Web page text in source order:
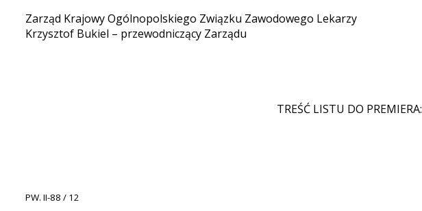
Zarząd Krajowy Ogólnopolskiego Związku Zawodowego Lekarzy
Krzysztof Bukiel – przewodniczący Zarządu
TREŚĆ LISTU DO PREMIERA:
PW. II-88 / 12